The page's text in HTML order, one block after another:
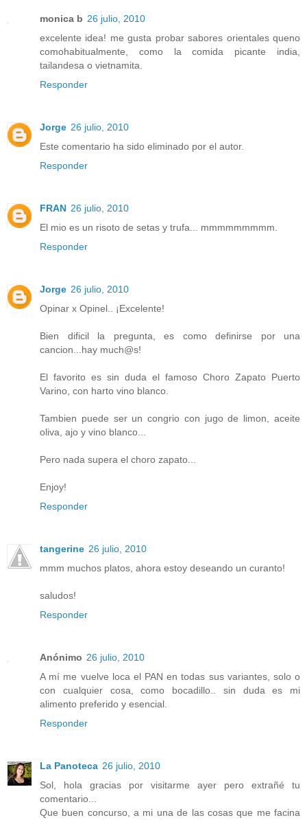
monica b 26 julio, 2010
excelente idea! me gusta probar sabores orientales queno
comohabitualmente, como la comida picante india,
tailandesa o vietnamita.
Responder
Jorge 26 julio, 2010
Este comentario ha sido eliminado por el autor.
Responder
FRAN 26 julio, 2010
El mio es un risoto de setas y trufa... mmmmmmmmm.
Responder
Jorge 26 julio, 2010
Opinar x Opinel.. ¡Excelente!
Bien dificil la pregunta, es como definirse por una
cancion...hay much@s!
El favorito es sin duda el famoso Choro Zapato Puerto
Varino, con harto vino blanco.
Tambien puede ser un congrio con jugo de limon, aceite
oliva, ajo y vino blanco...
Pero nada supera el choro zapato...
Enjoy!
Responder
tangerine 26 julio, 2010
mmm muchos platos, ahora estoy deseando un curanto!
saludos!
Responder
Anónimo 26 julio, 2010
A mí me vuelve loca el PAN en todas sus variantes, solo o
con cualquier cosa, como bocadillo.. sin duda es mi
alimento preferido y esencial.
Responder
La Panoteca 26 julio, 2010
Sol, hola gracias por visitarme ayer pero extrañé tu
comentario...
Que buen concurso, a mi una de las cosas que me facina